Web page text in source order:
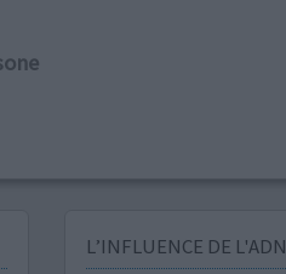
L’INFLUENCE DE L'ADN